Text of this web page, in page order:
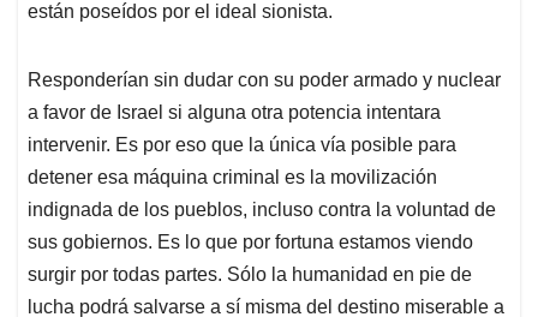
están poseídos por el ideal sionista.
Responderían sin dudar con su poder armado y nuclear
a favor de Israel si alguna otra potencia intentara
intervenir. Es por eso que la única vía posible para
detener esa máquina criminal es la movilización
indignada de los pueblos, incluso contra la voluntad de
sus gobiernos. Es lo que por fortuna estamos viendo
surgir por todas partes. Sólo la humanidad en pie de
lucha podrá salvarse a sí misma del destino miserable a